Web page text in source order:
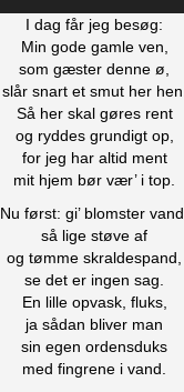
I dag får jeg besøg:
Min gode gamle ven,
som gæster denne ø,
slår snart et smut her hen.
Så her skal gøres rent
og ryddes grundigt op,
for jeg har altid ment
mit hjem bør vær’ i top.
Nu først: gi’ blomster vand,
så lige støve af
og tømme skraldespand,
se det er ingen sag.
En lille opvask, fluks,
ja sådan bliver man
sin egen ordensduks
med fingrene i vand.